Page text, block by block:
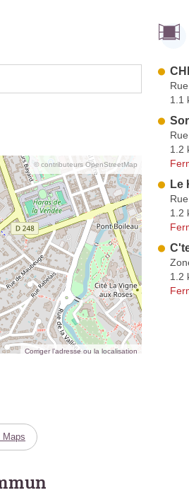
© contributeurs OpenStreetMap
Corriger l’adresse ou la localisation
Maps
1.1
1.2
Le
1.2
1.2